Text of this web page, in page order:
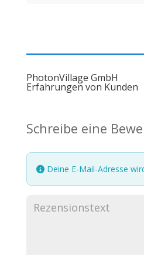
PhotonVillage GmbH
Erfahrungen von Kunden
Schreibe eine
Deine E-Mail-Adresse